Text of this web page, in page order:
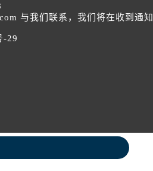
与我们联系，我们将在收到通
-29